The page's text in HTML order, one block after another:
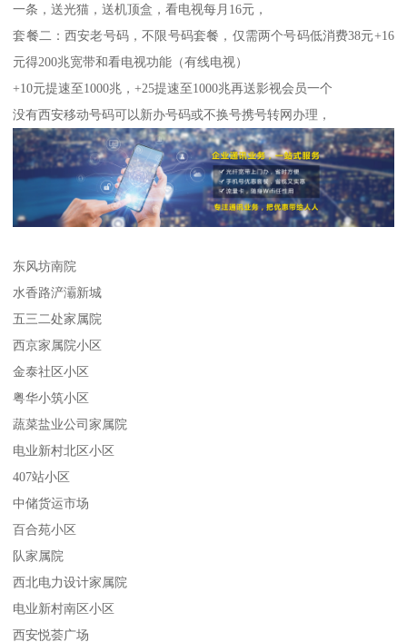
一条，送光猫，送机顶盒，看电视每月16元，
套餐二：西安老号码，不限号码套餐，仅需两个号码低消费38元+16
元得200兆宽带和看电视功能（有线电视）
+10元提速至1000兆，+25提速至1000兆再送影视会员一个
没有西安移动号码可以新办号码或不换号携号转网办理，
东风坊南院
水香路浐灞新城
五三二处家属院
西京家属院小区
金泰社区小区
粤华小筑小区
蔬菜盐业公司家属院
电业新村北区小区
407站小区
中储货运市场
百合苑小区
队家属院
西北电力设计家属院
电业新村南区小区
西安悦荟广场